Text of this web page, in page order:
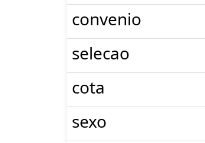
convenio
selecao
cota
sexo